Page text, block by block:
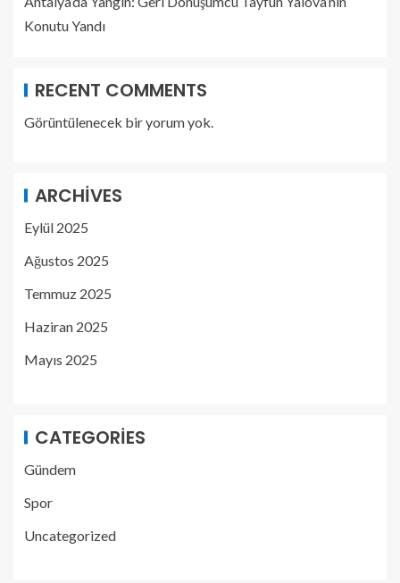
Konutu Yandı
RECENT COMMENTS
Görüntülenecek bir yorum yok.
ARCHIVES
Eylül 2025
Ağustos 2025
Temmuz 2025
Haziran 2025
Mayıs 2025
CATEGORIES
Gündem
Spor
Uncategorized